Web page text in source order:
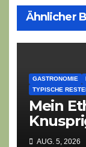
Ähnlicher
GASTRONOMIE
TYPISCHE
Mein
Lauch-
AUG. 5, 2026